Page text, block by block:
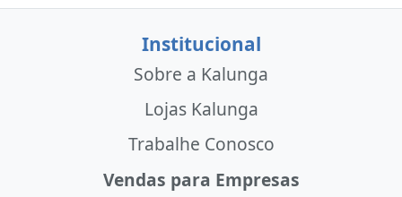
Institucional
Sobre a Kalunga
Lojas Kalunga
Trabalhe Conosco
Vendas para Empresas